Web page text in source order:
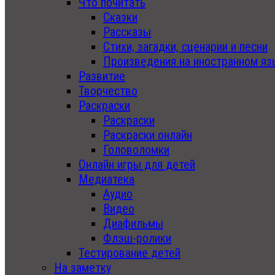
Сказки
Рассказы
Стихи, загадки, сценарии и песни
Произведения на иностранном
Развитие
Творчество
Раскраски
Раскраски
Раскраски онлайн
Головоломки
Онлайн игры для детей
Медиатека
Аудио
Видео
Диафильмы
Флэш-ролики
Тестирование детей
На заметку